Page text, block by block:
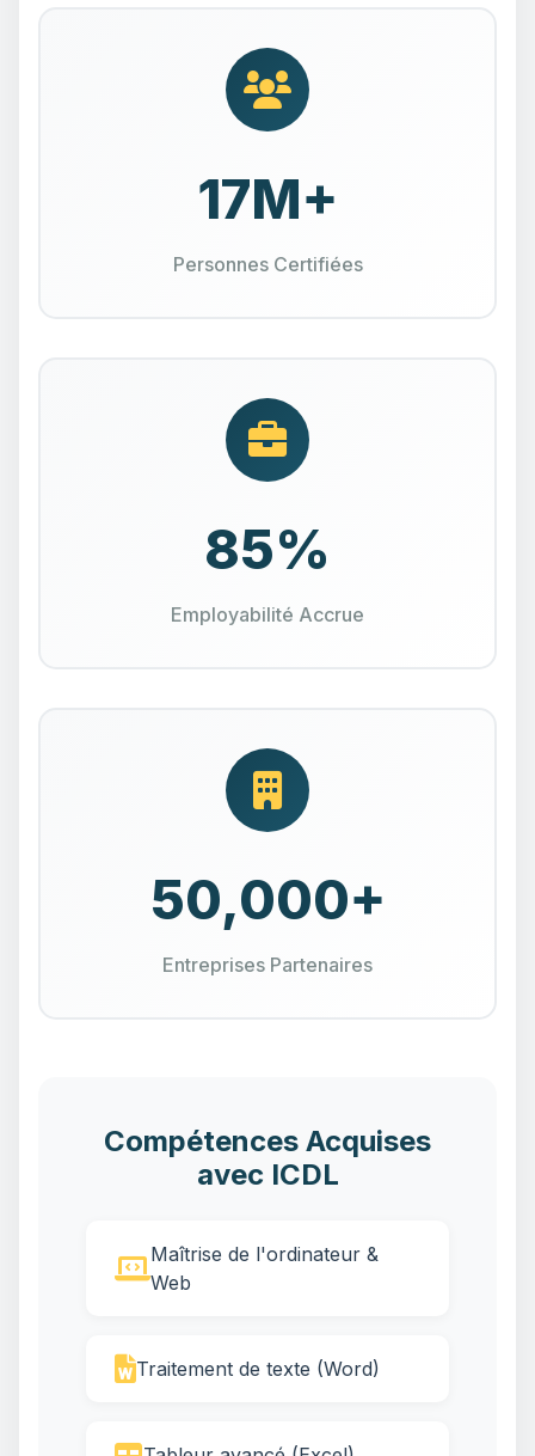
17M+
Personnes Certifiées
85%
Employabilité Accrue
50,000+
Entreprises Partenaires
Compétences Acquises
avec ICDL
Maîtrise de l'ordinateur &
Web
Traitement de texte (Word)